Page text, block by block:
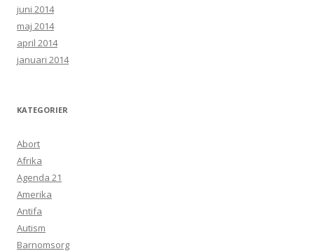
juni 2014
maj 2014
april 2014
januari 2014
KATEGORIER
Abort
Afrika
Agenda 21
Amerika
Antifa
Autism
Barnomsorg